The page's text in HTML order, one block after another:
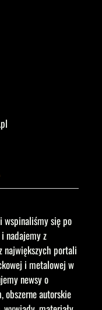
wspinaliśmy się po
nadajemy z
największych portali
i metalowej w
newsy o
obszerne autorskie